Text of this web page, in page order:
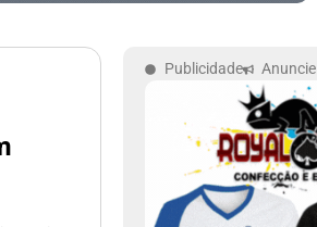
Publicidade Anuncie